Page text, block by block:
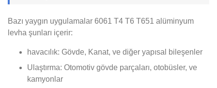
Bazı yaygın uygulamalar 6061 T4 T6 T651 alüminyum
levha şunları içerir:
havacılık: Gövde, Kanat, ve diğer yapısal bileşenler
Ulaştırma: Otomotiv gövde parçaları, otobüsler, ve
kamyonlar